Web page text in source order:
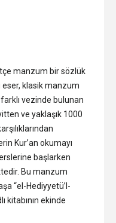
manzum bir sözlük
eser, klasik manzum
vezinde bulunan
ve yaklaşık 1000
Kur’an okumayı
başlarken
Bu manzum
“el-Hediyyetü’l-
kitabının ekinde